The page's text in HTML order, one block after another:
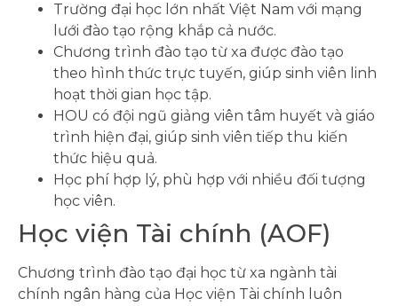
Trường đại học lớn nhất Việt Nam với mạng
lưới đào tạo rộng khắp cả nước.
Chương trình đào tạo từ xa được đào tạo
theo hình thức trực tuyến, giúp sinh viên linh
hoạt thời gian học tập.
HOU có đội ngũ giảng viên tâm huyết và giáo
trình hiện đại, giúp sinh viên tiếp thu kiến
thức hiệu quả.
Học phí hợp lý, phù hợp với nhiều đối tượng
học viên.
Học viện Tài chính (AOF)
Chương trình đào tạo đại học từ xa ngành tài
chính ngân hàng của Học viện Tài chính luôn